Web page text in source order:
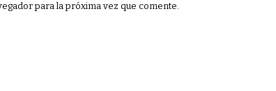
para la próxima vez que comente.